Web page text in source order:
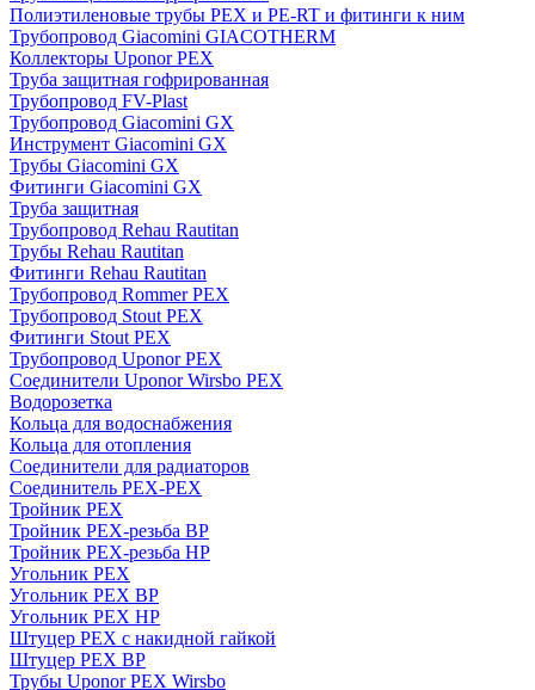
Полиэтиленовые трубы PEX и PE-RT и фитинги к ним
Трубопровод Giacomini GIACOTHERM
Коллекторы Uponor PEX
Труба защитная гофрированная
Трубопровод FV-Plast
Трубопровод Giacomini GX
Инструмент Giacomini GX
Трубы Giacomini GX
Фитинги Giacomini GX
Труба защитная
Трубопровод Rehau Rautitan
Трубы Rehau Rautitan
Фитинги Rehau Rautitan
Трубопровод Rommer PEX
Трубопровод Stout PEX
Фитинги Stout PEX
Трубопровод Uponor PEX
Соединители Uponor Wirsbo PEX
Водорозетка
Кольца для водоснабжения
Кольца для отопления
Соединители для радиаторов
Соединитель PEX-PEX
Тройник PEX
Тройник PEX-резьба ВР
Тройник PEX-резьба НР
Угольник PEX
Угольник PEX ВР
Угольник PEX НР
Штуцер PEX c накидной гайкой
Штуцер PEX ВР
Трубы Uponor PEX Wirsbo